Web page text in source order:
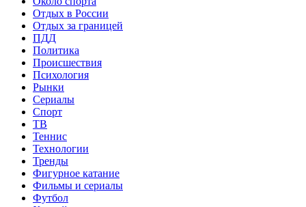
Отдых в России
Отдых за границей
ПДД
Политика
Происшествия
Психология
Рынки
Сериалы
Спорт
ТВ
Теннис
Технологии
Тренды
Фигурное катание
Фильмы и сериалы
Футбол